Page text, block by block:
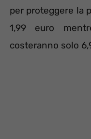
per proteggere la
1,99 euro
costeranno solo